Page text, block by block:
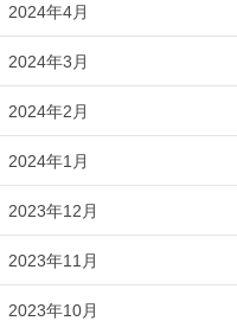
2024年4月
2024年3月
2024年2月
2024年1月
2023年12月
2023年11月
2023年10月